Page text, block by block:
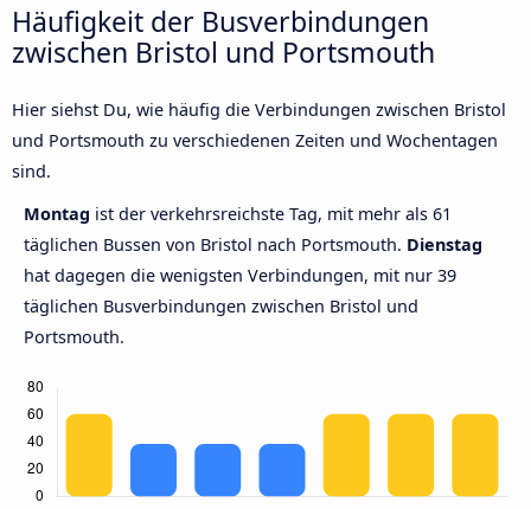
Häufigkeit der Busverbindungen
zwischen Bristol und Portsmouth
Hier siehst Du, wie häufig die Verbindungen zwischen Bristol
und Portsmouth zu verschiedenen Zeiten und Wochentagen
sind.
Montag ist der verkehrsreichste Tag, mit mehr als 61
täglichen Bussen von Bristol nach Portsmouth. Dienstag
hat dagegen die wenigsten Verbindungen, mit nur 39
täglichen Busverbindungen zwischen Bristol und
Portsmouth.